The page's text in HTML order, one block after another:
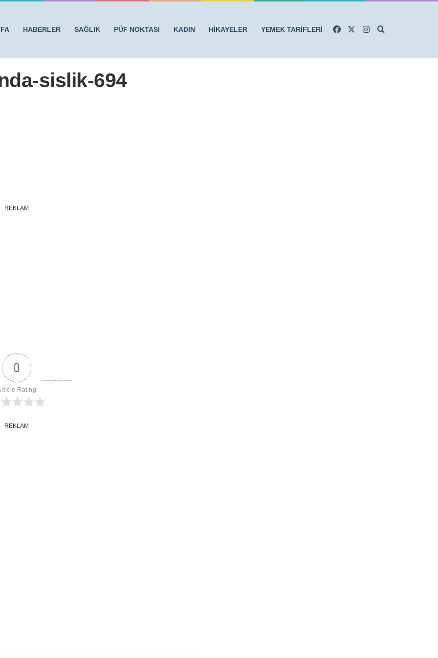
HABERLER SAĞLIK PÜF NOKTASI KADIN HİKAYELER YEMEK TARİFLERİ FacebookInstagram
sislik-694
REKLAM
0
Rating
REKLAM